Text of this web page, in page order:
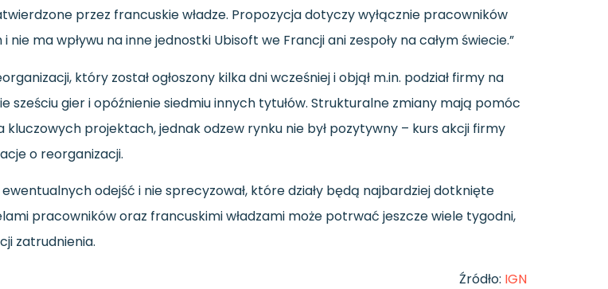
przez francuskie władze. Propozycja dotyczy wyłącznie pracowników
ma wpływu na inne jednostki Ubisoft we Francji ani zespoły na całym świecie.”
który został ogłoszony kilka dni wcześniej i objął m.in. podział firmy na
gier i opóźnienie siedmiu innych tytułów. Strukturalne zmiany mają pomóc
projektach, jednak odzew rynku nie był pozytywny – kurs akcji firmy
o reorganizacji.
odejść i nie sprecyzował, które działy będą najbardziej dotknięte
pracowników oraz francuskimi władzami może potrwać jeszcze wiele tygodni,
zatrudnienia.
Źródło: IGN